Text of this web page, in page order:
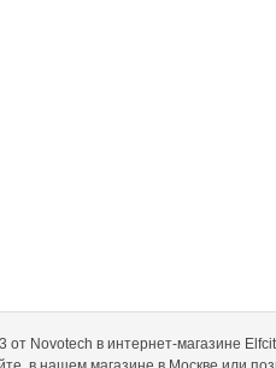
Novotech в интернет-магазине